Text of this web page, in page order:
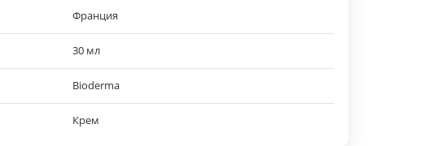
Франция
30 мл
Bioderma
Крем